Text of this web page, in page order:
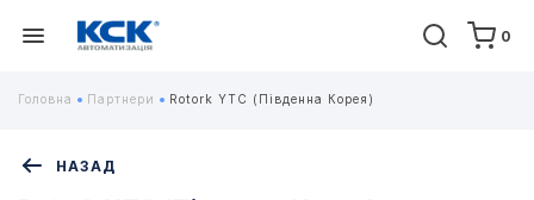
0
Головна Партнери Rotork YTC (Південна Корея)
НАЗАД